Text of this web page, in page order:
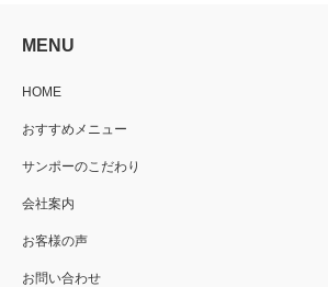
MENU
HOME
おすすめメニュー
サンポーのこだわり
会社案内
お客様の声
お問い合わせ